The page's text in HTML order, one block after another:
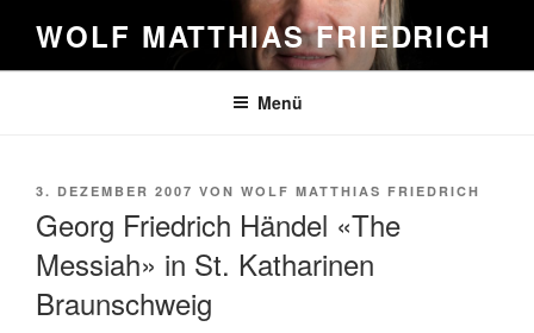
Inhalt
springen
WOLF MATTHIAS FRIEDRICH
Menü
VERÖFFENTLICHT
3. DEZEMBER 2007 VON WOLF MATTHIAS FRIEDRICH
Georg Friedrich Händel «The
Messiah» in St. Katharinen
Braunschweig